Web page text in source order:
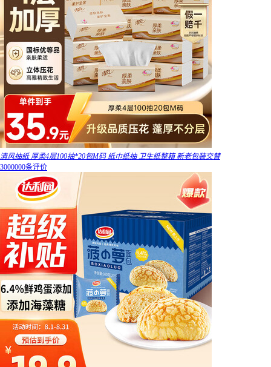
清风抽纸 厚柔4层100抽*20包M码 纸巾纸抽 卫生纸整箱 新老包装交替
3000000条评价